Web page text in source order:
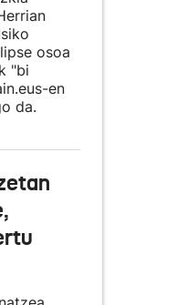
osoa
"bi
en
da.